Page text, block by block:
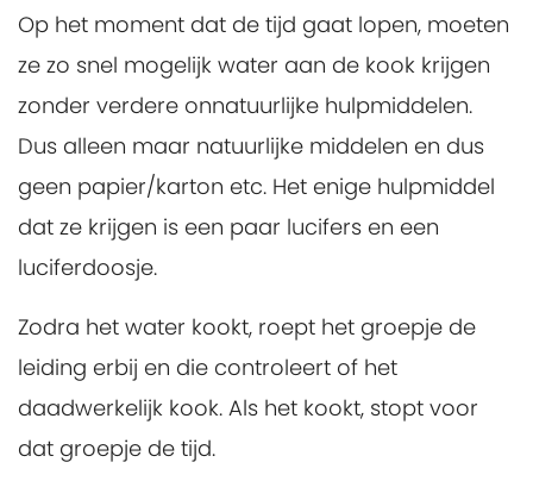
Op het moment dat de tijd gaat lopen, moeten
ze zo snel mogelijk water aan de kook krijgen
zonder verdere onnatuurlijke hulpmiddelen.
Dus alleen maar natuurlijke middelen en dus
geen papier/karton etc. Het enige hulpmiddel
dat ze krijgen is een paar lucifers en een
luciferdoosje.
Zodra het water kookt, roept het groepje de
leiding erbij en die controleert of het
daadwerkelijk kook. Als het kookt, stopt voor
dat groepje de tijd.